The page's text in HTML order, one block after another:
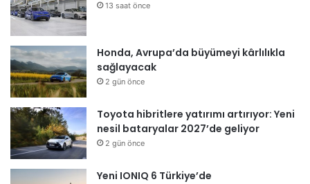
13 saat önce
Honda, Avrupa’da büyümeyi kârlılıkla
sağlayacak
2 gün önce
Toyota hibritlere yatırımı artırıyor: Yeni
nesil bataryalar 2027’de geliyor
2 gün önce
Yeni IONIQ 6 Türkiye’de